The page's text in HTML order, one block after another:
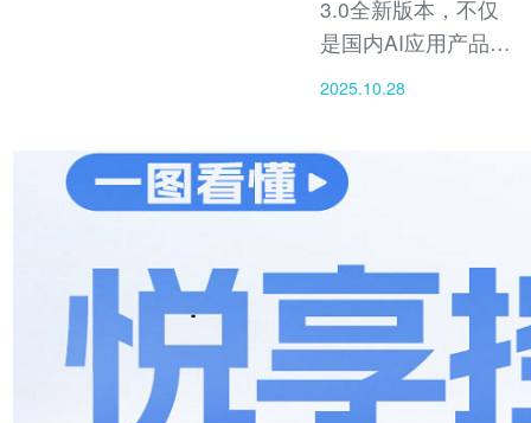
3.0全新版本，不仅
是国内AI应用产品的
视觉重构，更是一次
入全新研发的AI写真
系统，内置1000余款
“从模特生成到影像合
成”的一体化智能创作
体验。这标志着悦灵
犀正式迈入AI摄影与
多模态内容生成融合
2025.10.28